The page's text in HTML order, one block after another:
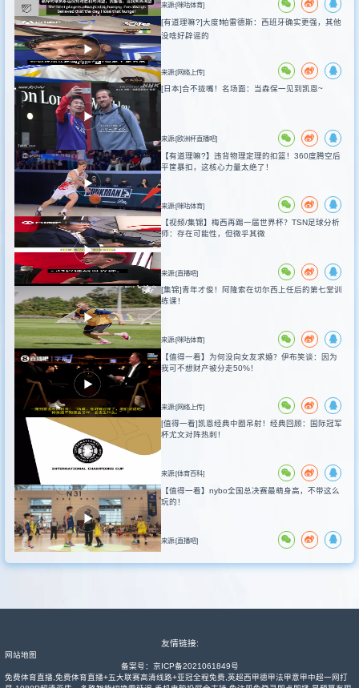
来源:[咪咕体育]
[有道理嘛?]大度❗️帕雷德斯：西班牙确实更强，其他
没啥好辟谣的
来源:[网络上传]
[日本]合不拢嘴！名场面：当森保一见到凯恩~
来源:[欧洲杯直播吧]
【有道理嘛?】违背物理定理的扣篮！360度腾空后
平筐暴扣，这核心力量太绝了！
来源:[咪咕体育]
【视频/集锦】梅西再踢一届世界杯？TSN足球分析
师：存在可能性，但微乎其微
来源:[直播吧]
[集锦]青年才俊！阿隆索在切尔西上任后的第七堂训
练课！
来源:[咪咕体育]
【值得一看】为何没向女友求婚？伊布笑谈：因为
我可不想财产被分走50%！
来源:[网络上传]
[值得一看]凯恩经典中圈吊射！经典回顾：国际冠军
杯尤文对阵热刺！
来源:[体育百科]
【值得一看】nybo全国总决赛最萌身高，不带这么
玩的！
来源:[直播吧]
友情链接:
网站地图
备案号： 京ICP备2021061849号
免费体育直播,免费体育直播+五大联赛高清线路+亚冠全程免费,英超西甲德甲法甲意甲中超一网打